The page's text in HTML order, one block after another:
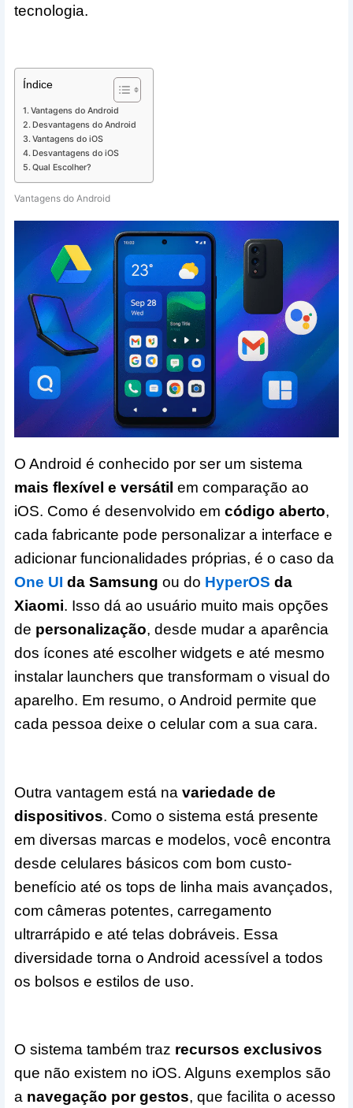
tecnologia.
Índice
Vantagens do Android
Desvantagens do Android
Vantagens do iOS
Desvantagens do iOS
Qual Escolher?
Vantagens do Android
O Android é conhecido por ser um sistema
mais flexível e versátil em comparação ao
iOS. Como é desenvolvido emcódigo aberto,
cada fabricante pode personalizar a interface e
adicionar funcionalidades próprias, é o caso da
One UI da Samsung ou do HyperOS da
Xiaomi. Isso dá ao usuário muito mais opções
de personalização, desde mudar a aparência
dos ícones até escolher widgets e até mesmo
instalar launchers que transformam o visual do
aparelho. Em resumo, o Android permite que
cada pessoa deixe o celular com a sua cara.
Outra vantagem está navariedade de
dispositivos. Como o sistema está presente
em diversas marcas e modelos, você encontra
desde celulares básicos com bom custo-
benefício até os tops de linha mais avançados,
com câmeras potentes, carregamento
ultrarrápido e até telas dobráveis. Essa
diversidade torna o Android acessível a todos
os bolsos e estilos de uso.
O sistema também traz recursos exclusivos
que não existem no iOS. Alguns exemplos são
a navegação por gestos, que facilita o acesso